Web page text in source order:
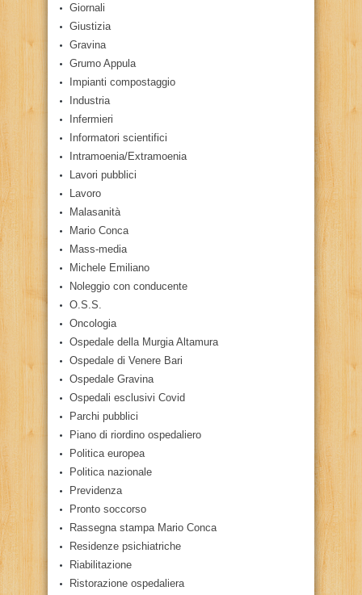
Giornali
Giustizia
Gravina
Grumo Appula
Impianti compostaggio
Industria
Infermieri
Informatori scientifici
Intramoenia/Extramoenia
Lavori pubblici
Lavoro
Malasanità
Mario Conca
Mass-media
Michele Emiliano
Noleggio con conducente
O.S.S.
Oncologia
Ospedale della Murgia Altamura
Ospedale di Venere Bari
Ospedale Gravina
Ospedali esclusivi Covid
Parchi pubblici
Piano di riordino ospedaliero
Politica europea
Politica nazionale
Previdenza
Pronto soccorso
Rassegna stampa Mario Conca
Residenze psichiatriche
Riabilitazione
Ristorazione ospedaliera